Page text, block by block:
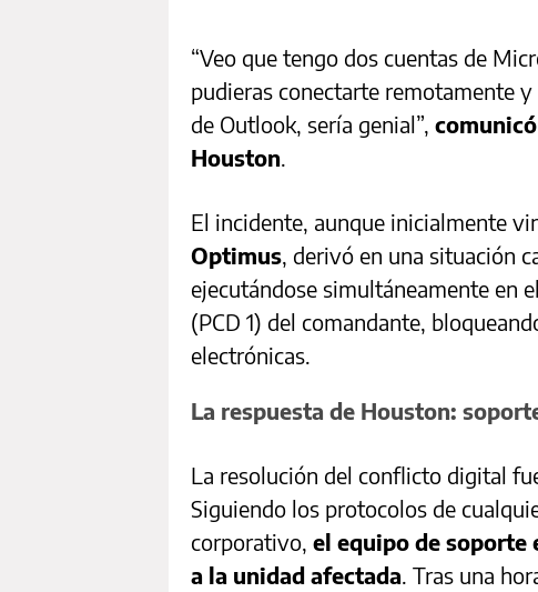
“Veo que tengo dos cuentas de
pudieras conectarte remotamente
de Outlook, sería genial”,
Houston.
El incidente, aunque inicialmente
Optimus, derivó en una situación
ejecutándose simultáneamente en
(PCD 1) del comandante,
electrónicas.
La respuesta de Houston:
La resolución del conflicto digital
Siguiendo los protocolos de
corporativo, el equipo de soporte
a la unidad afectada. Tras una